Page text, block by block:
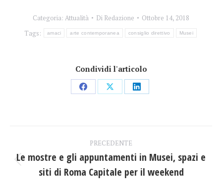
Categoria: Attualità Di Redazione
Ottobre 14, 2018
Tags:
amaci arte contemporanea consiglio direttivo Musei
Condividi l'articolo
CondividiCondividiCondividi
tra
PRECEDENTE
Post
precedente:
Le mostre e gli appuntamenti in Musei, spazi e
siti di Roma Capitale per il weekend